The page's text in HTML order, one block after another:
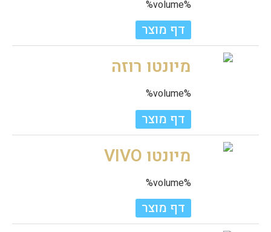
%volume%
דף מוצר
מיונטו רוזה
%volume%
דף מוצר
מיונטו VIVO
%volume%
דף מוצר